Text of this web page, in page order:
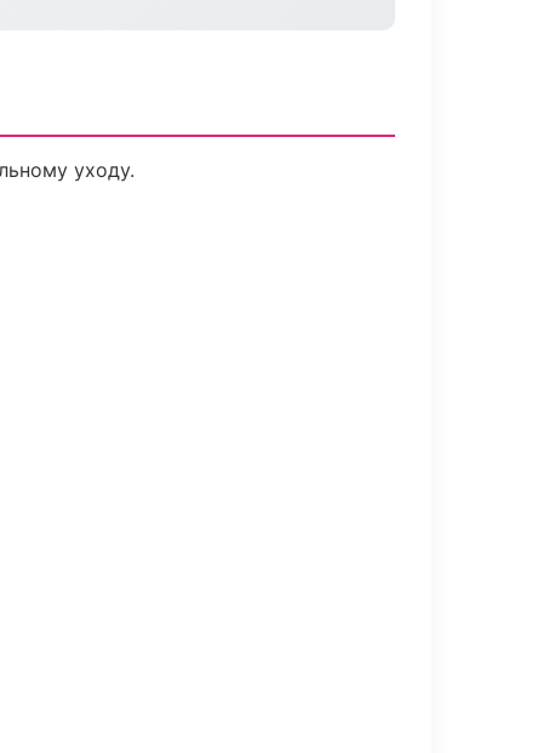
уходу.